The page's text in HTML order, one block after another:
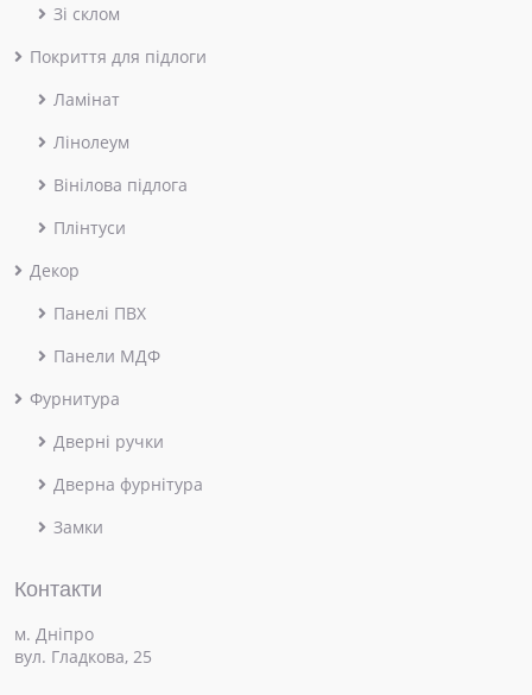
Зі склом
Покриття для підлоги
Ламінат
Лінолеум
Вінілова підлога
Плінтуси
Декор
Панелі ПВХ
Панели МДФ
Фурнитура
Дверні ручки
Дверна фурнітура
Замки
Контакти
м. Дніпро
вул. Гладкова, 25